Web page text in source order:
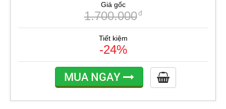
Giá gốc
1.700.000đ
Tiết kiệm
-24%
MUA NGAY